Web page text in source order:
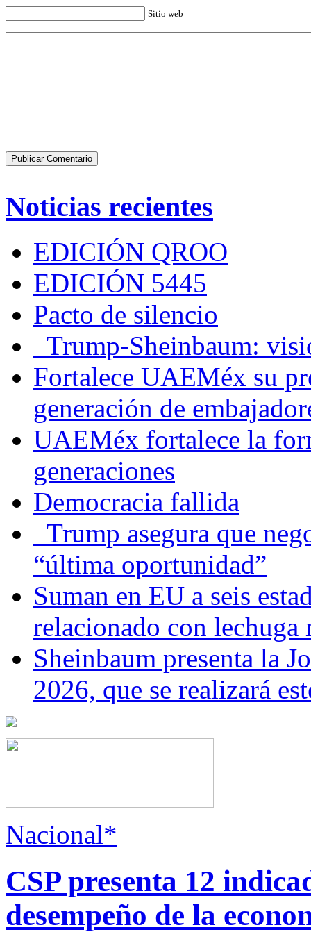
Sitio web
Noticias recientes
EDICIÓN QROO
EDICIÓN 5445
Pacto de silencio
Trump-Sheinbaum:
Fortalece UAEMéx su
generación de
UAEMéx fortalece la
generaciones
Democracia fallida
Trump asegura que
“última oportunidad”
Suman en EU a seis
relacionado con lechuga
Sheinbaum presenta la
2026, que se realizará
Nacional*
CSP presenta 12
desempeño de la